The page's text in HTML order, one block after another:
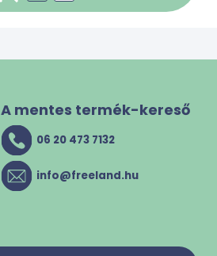
A mentes termék-kereső
06 20 473 7132
info@freeland.hu